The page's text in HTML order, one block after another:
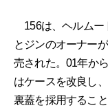
156は、ヘルムー
とジンのオーナー
売された。01年か
はケースを改良し
裏蓋を採用するこ